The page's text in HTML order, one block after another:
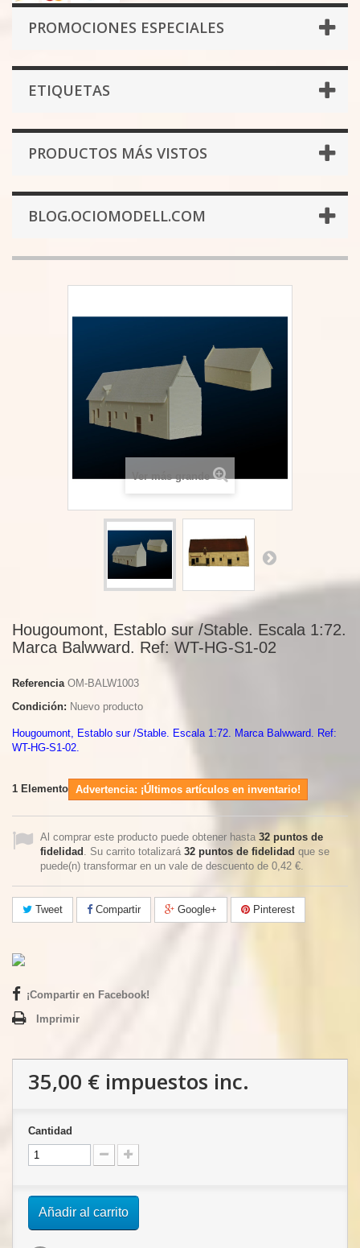
PROMOCIONES ESPECIALES
ETIQUETAS
PRODUCTOS MÁS VISTOS
BLOG.OCIOMODELL.COM
Ver más grande
Hougoumont, Establo sur /Stable. Escala 1:72.
Marca Balwward. Ref: WT-HG-S1-02
Referencia OM-BALW1003
Condición: Nuevo producto
Hougoumont, Establo sur /Stable. Escala 1:72. Marca Balwward. Ref:
WT-HG-S1-02.
1 Elemento Advertencia: ¡Últimos artículos en inventario!
Al comprar este producto puede obtener hasta 32 puntos de
fidelidad . Su carrito totalizará 32 puntos de fidelidad que se
puede(n) transformar en un vale de descuento de 0,42 €.
Tweet Compartir Google+ Pinterest
¡Compartir en Facebook!
Imprimir
35,00 € impuestos inc.
Cantidad
Añadir al carrito